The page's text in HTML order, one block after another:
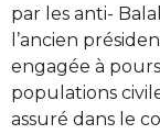
par les anti-
l’ancien
engagée à
populations
assuré dans le